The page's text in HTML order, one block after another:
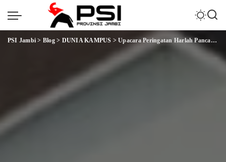
PSI Jambi > Blog> DUNIA KAMPUS >Upacara Peringatan Harlah Pancasila, Rektor UIN RIL Bacakan Amanat Presiden RI